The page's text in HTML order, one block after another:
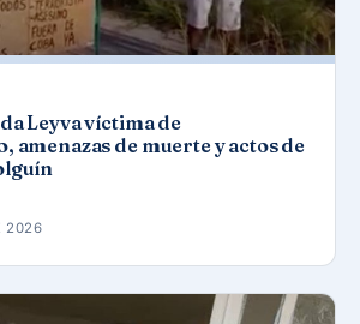
Leyva víctima de
amenazas de muerte y actos de
2026